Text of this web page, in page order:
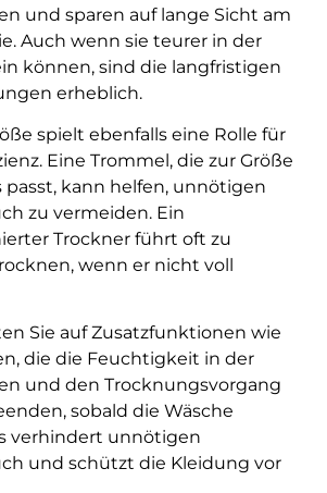
und sparen auf lange Sicht am
Auch wenn sie teurer in der
können, sind die langfristigen
erheblich.
spielt ebenfalls eine Rolle für
Eine Trommel, die zur Größe
passt, kann helfen, unnötigen
zu vermeiden. Ein
Trockner führt oft zu
wenn er nicht voll
Sie auf Zusatzfunktionen wie
die die Feuchtigkeit in der
und den Trocknungsvorgang
sobald die Wäsche
verhindert unnötigen
und schützt die Kleidung vor